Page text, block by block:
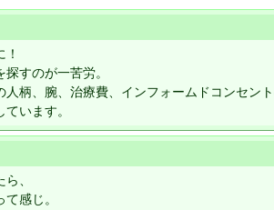
すのが一苦労。
柄、腕、治療費、インフォームドコンセン
います。
、
感じ。